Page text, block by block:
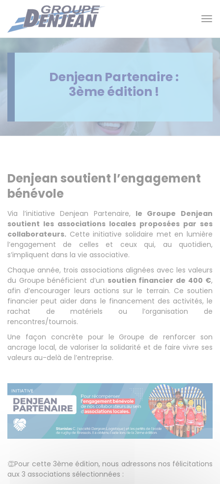
Denjean Partenaire :
3ème édition !
Denjean soutient l’engagement
bénévole
Via l’initiative Denjean Partenaire, le Groupe Denjean
soutient les associations locales proposées par ses
collaborateurs. Cette initiative solidaire met en lumière
l’engagement de celles et ceux qui, au quotidien,
s’impliquent dans la vie associative.
Chaque année, trois associations alignées avec les valeurs
du Groupe bénéficient d’un soutien financier de 400 €,
afin d’encourager leurs actions sur le terrain. Ce soutien
financier peut aider dans le financement des activités, le
rachat de matériels ou l’organisation de
rencontres/tournois.
Une façon concrète pour le Groupe de renforcer son
ancrage local, de valoriser la solidarité et de faire vivre ses
valeurs au-delà de l’entreprise.
👏Pour cette 3ème édition, nous adressons nos félicitations
aux 3 associations sélectionnées :
Panneau de gestion des cookies